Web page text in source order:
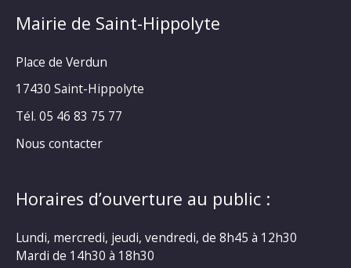
Mairie de Saint-Hippolyte
Place de Verdun
17430 Saint-Hippolyte
Tél. 05 46 83 75 77
Nous contacter
Horaires d’ouverture au public :
Lundi, mercredi, jeudi, vendredi, de 8h45 à 12h30
Mardi de 14h30 à 18h30